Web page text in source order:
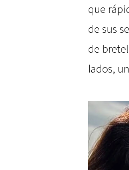
que
de sus
de
lados,